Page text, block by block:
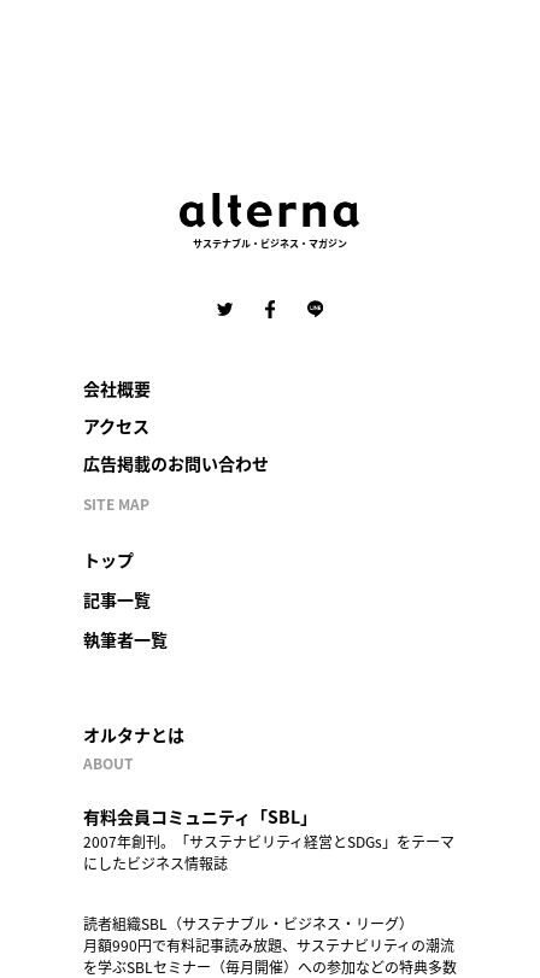
サステナブル・ビジネス・マガジン
会社概要
アクセス
広告掲載のお問い合わせ
SITE MAP
トップ
記事一覧
執筆者一覧
オルタナとは
ABOUT
有料会員コミュニティ「SBL」
2007年創刊。「サステナビリティ経営とSDGs」をテーマ
にしたビジネス情報誌
読者組織SBL（サステナブル・ビジネス・リーグ）
月額990円で有料記事読み放題、サステナビリティの潮流
を学ぶSBLセミナー（毎月開催）への参加などの特典多数